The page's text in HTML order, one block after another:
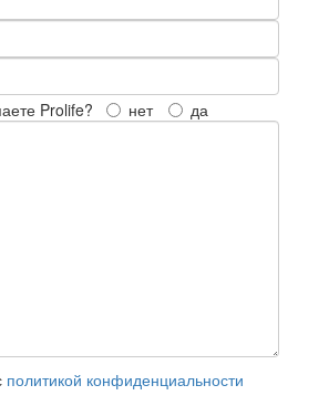
Prolife? нет да
политикой конфиденциальности